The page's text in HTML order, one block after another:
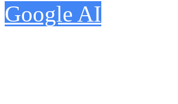
Google AI